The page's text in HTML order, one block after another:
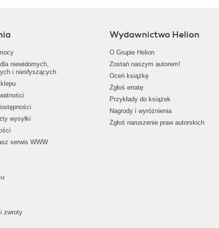
niewidomych,
i niesłyszących
wysyłki
serwis WWW
zwroty
Wydawnictwo Helion
O Grupie Helion
Zostań naszym autorem!
Oceń książkę
Zgłoś erratę
Przykłady do książek
Nagrody i wyróżnienia
Zgłoś naruszenie praw autorskich